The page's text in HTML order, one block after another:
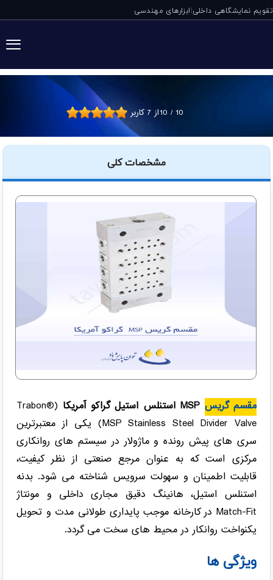
تقویم نمایشگاهی داخلی|ابزارهای مهندسی
مقسم گریس MSP گراکو آمریکا 10 / 10 از7کاربر
مشخصات کلی
مقسم گریس MSP استنلس استیل گراکو آمریکا
(Trabon®
MSP Stainless Steel Divider Valve) یکی از معتبرترین
سری های پیش رونده و ماژولار در سیستم های روانکاری
مرکزی است که به عنوان مرجع صنعتی از نظر کیفیت،
قابلیت اطمینان و سهولت سرویس شناخته می شود. بدنه
استنلس استیل، هانینگ دقیق مجاری داخلی و مونتاژ
Match-Fit در کارخانه موجب پایداری طولانی مدت و تحویل
یکنواخت روانکار در محیط های سخت می گردد.
ویژگی ها